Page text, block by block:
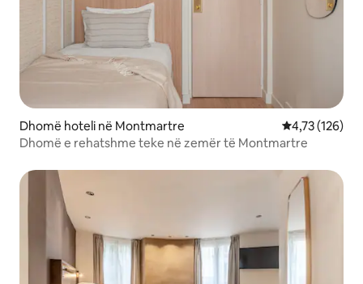
Dhomë hoteli në Montmartre Vlerësimi
4,73 (126)
Dhomë e rehatshme teke në zemër të Montmartre